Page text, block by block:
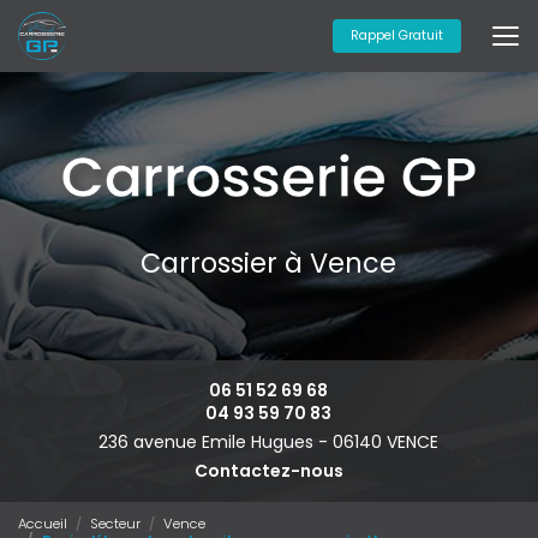
Aller
au
contenu
principal
Rappel Gratuit
Carrossier à Vence
06 51 52 69 68
04 93 59 70 83
236 avenue Emile Hugues -06140 VENCE
Contactez-nous
Accueil Secteur
Vence